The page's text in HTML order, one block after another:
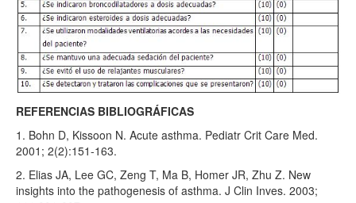
REFERENCIAS BIBLIOGRÁFICAS
1. Bohn D, Kissoon N. Acute asthma. Pediatr Crit Care Med.
2001; 2(2):151-163.
2. Elias JA, Lee GC, Zeng T, Ma B, Homer JR, Zhu Z. New
insights into the pathogenesis of asthma. J Clin Inves. 2003;